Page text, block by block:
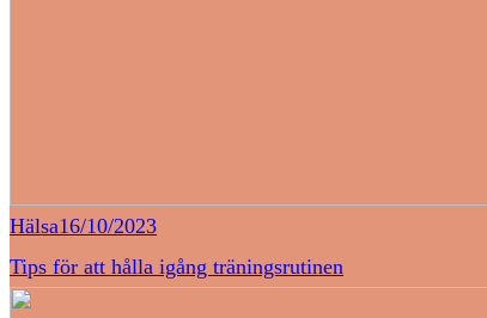
Hälsa16/10/2023
Tips för att hålla igång träningsrutinen